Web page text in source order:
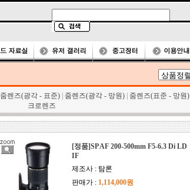
줌렌즈(광각 - 표준) 줌렌즈(광각 - 망원) 줌렌즈(표준 - 망원)
크로렌즈
[정품]SP AF 200-500mm F5-6.3 Di LD
IF
제조사 : 탐론
판매가 : 1,114,000원